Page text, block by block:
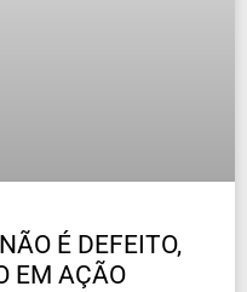
É DEFEITO,
EM AÇÃO